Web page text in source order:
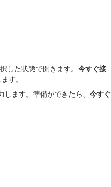
した状態で開きます。 今すぐ接
す。
ます。準備ができたら、 今すぐ